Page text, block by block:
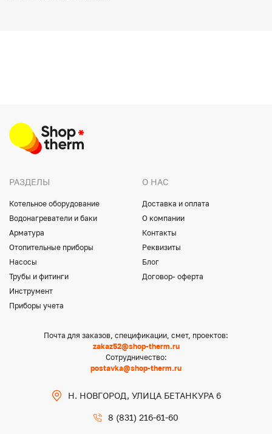
РАЗДЕЛЫ
Котельное оборудование
Водонагреватели и баки
Арматура
Отопительные приборы
Насосы
Трубы и фитинги
Инструмент
Приборы учета
О НАС
Доставка и оплата
О компании
Контакты
Реквизиты
Блог
Договор- оферта
Почта для заказов, спецификации, смет, проектов:
zakaz52@shop-therm.ru
Сотрудничество:
postavka@shop-therm.ru
Н. НОВГОРОД, УЛИЦА БЕТАНКУРА 6
8 (831) 216-61-60